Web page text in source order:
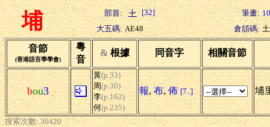
埔 部首: [32] 筆畫: 10
大五碼: AE48 倉頡碼:
音節
(香港語言學學會)
粵
音
& 根據 同音字 相關音節
bou3
黃(p.33)
周(p.30)
李(p.162)
何(p.235)
報, 布, 佈 [7..] 埔
搜索次數: 30420